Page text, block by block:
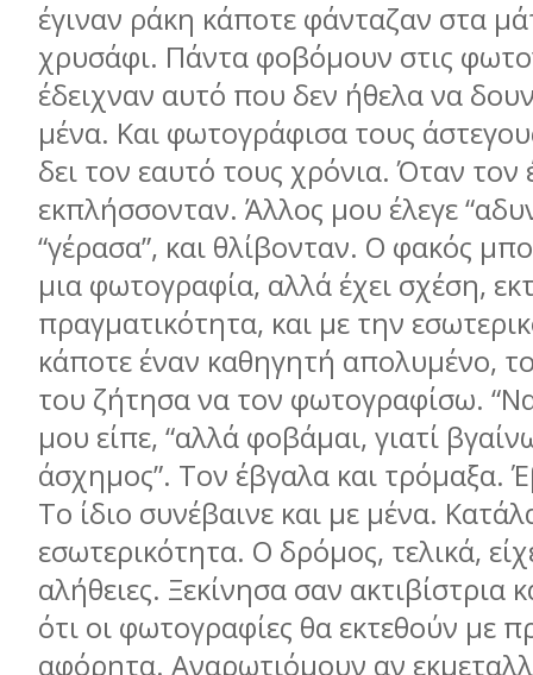
έγιναν ράκη κάποτε φάνταζαν στα
χρυσάφι. Πάντα φοβόµουν στις
έδειχναν αυτό που δεν ήθελα να
µένα. Και φωτογράφισα τους
δει τον εαυτό τους χρόνια. Όταν τον
εκπλήσσονταν. Άλλος µου έλεγε
“γέρασα”, και θλίβονταν. Ο φακός
µια φωτογραφία, αλλά έχει σχέση,
πραγµατικότητα, και µε την
κάποτε έναν καθηγητή απολυµένο,
του ζήτησα να τον φωτογραφίσω. “Να
µου είπε, “αλλά φοβάµαι, γιατί
άσχηµος”. Τον έβγαλα και τρόµαξα.
Το ίδιο συνέβαινε και µε µένα.
εσωτερικότητα. Ο δρόµος, τελικά,
αλήθειες. Ξεκίνησα σαν ακτιβίστρια
ότι οι φωτογραφίες θα εκτεθούν µε
αφόρητα. Αναρωτιόµουν αν